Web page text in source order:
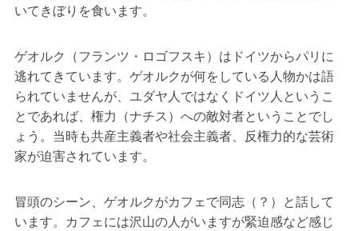
いてきぼりを食います。
ゲオルク（フランツ・ロゴフスキ）はドイツからパリに
逃れてきています。ゲオルクが何をしている人物かは語
られていませんが、ユダヤ人ではなくドイツ人というこ
とであれば、権力（ナチス）への敵対者ということでし
ょう。当時も共産主義者や社会主義者、反権力的な芸術
家が迫害されています。
冒頭のシーン、ゲオルクがカフェで同志（？）と話して
います。カフェには沢山の人がいますが緊迫感など感じ